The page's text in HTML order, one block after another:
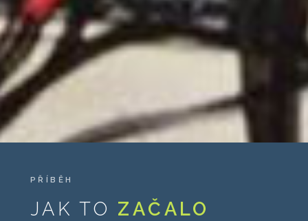
PŘÍBĚH
JAK TO ZAČALO